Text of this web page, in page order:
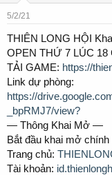
s
a
r
t
e
r
e
5/2/21
THIÊN LONG HỘI
OPEN THỨ 7 LÚC 18
TẢI GAME: https://
Link dự phòng:
https://
_bpRMJ7/view?
— Thông Khai Mở —
Bắt đầu khai mở
Trang chủ:
Tài khoản: